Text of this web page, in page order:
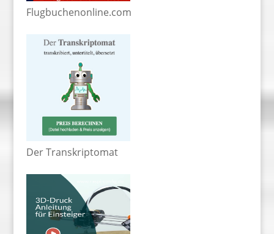
Flugbuchenonline.com
Der Transkriptomat